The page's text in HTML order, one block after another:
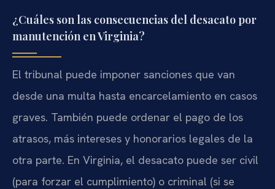
¿Cuáles son las consecuencias del desacato por
manutención en Virginia?
El tribunal puede imponer sanciones que van
desde una multa hasta encarcelamiento en casos
graves. También puede ordenar el pago de los
atrasos, más intereses y honorarios legales de la
otra parte. En Virginia, el desacato puede ser civil
(para forzar el cumplimiento) o criminal (si se